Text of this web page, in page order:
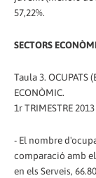
57,22%.
SECTORS
Taula 3. OCUPATS
ECONÒMIC.
1r TRIMESTRE 2013
- El nombre
comparació amb
en els Serveis,